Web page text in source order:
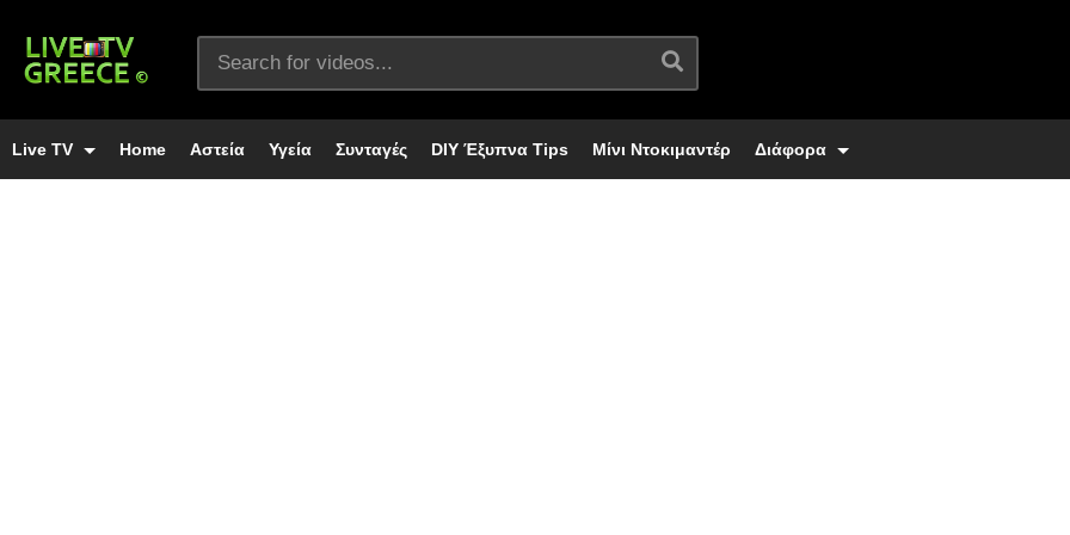
Live TV Home Αστεία Υγεία Συνταγές DIY Έξυπνα Tips Μίνι Ντοκιμαντέρ Διάφορα